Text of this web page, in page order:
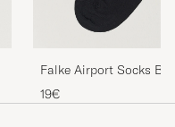
Falke Airport Socks
19€